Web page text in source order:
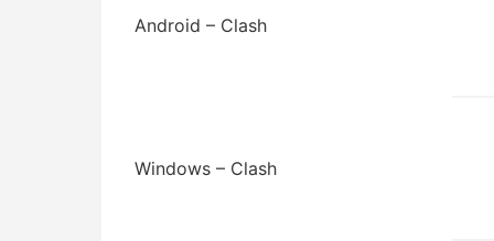
Android – Clash
Windows – Clash